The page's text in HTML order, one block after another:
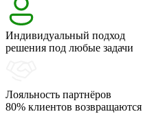
Индивидуальный подход
решения под любые задачи
Лояльность партнёров
80% клиентов возвращаются